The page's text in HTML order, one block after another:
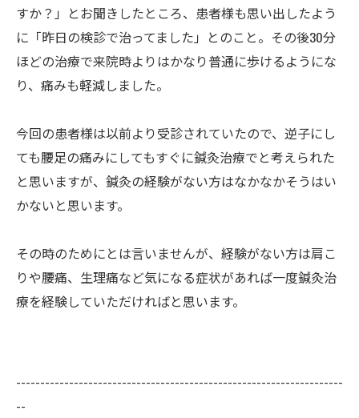
すか？」とお聞きしたところ、患者様も思い出したよう
に「昨日の検診で治ってました」とのこと。その後30分
ほどの治療で来院時よりはかなり普通に歩けるようにな
り、痛みも軽減しました。
今回の患者様は以前より受診されていたので、逆子にし
ても腰足の痛みにしてもすぐに鍼灸治療でと考えられた
と思いますが、鍼灸の経験がない方はなかなかそうはい
かないと思います。
その時のためにとは言いませんが、経験がない方は肩こ
りや腰痛、生理痛など気になる症状があれば一度鍼灸治
療を経験していただければと思います。
--------------------------------------------------------------------
--